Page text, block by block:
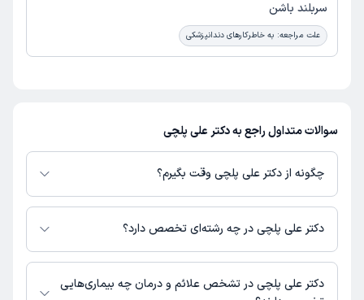
سربلند باشن
علت مراجعه: به خاطرکارهای دندانپزشکی
سوالات متداول راجع به دکتر علی پلچی
چگونه از دکتر علی پلچی وقت بگیرم؟
در صورتی کهدکتر علی پلچیدارای پروفایل فعال و نوبت‌دهی باز در پلتفرم
دکترتو باشند، می‌توانید از طریق این پلتفرم برای دریافت نوبت اقدام کنید. در
صورت فعال بودن پروفایل پزشک در دکترتو، امکان مشاهده نوبت‌های آزاد، آدرس
مطب، شماره تماس، برنامه حضور در مطب، تصاویر پزشک، ساعات کاری و سایر
اطلاعات مرتبط با خدمات پزشکی و نوبت‌گیری ممکن است در پروفایل ایشان در
دکترتو در دسترس باشد
دکتر علی پلچی در چه رشته‌ای تخصص دارد؟
دکتر علی پلچی در رشته‌های زیر (دندان پزشکی) تخصص دارند:
دندانپزشک
دکتر علی پلچی در تشخص علائم و درمان چه بیماری‌هایی